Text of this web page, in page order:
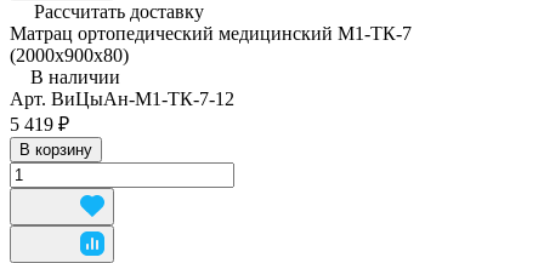
Рассчитать доставку
Матрац ортопедический медицинский М1-ТК-7
(2000x900x80)
В наличии
Арт. ВиЦыАн-М1-ТК-7-12
5 419 ₽
В корзину